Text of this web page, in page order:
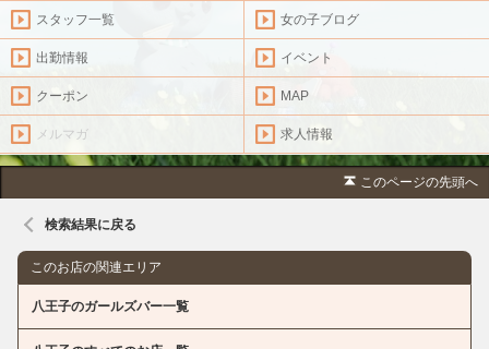
スタッフ一覧 女の子ブログ
出勤情報 イベント
クーポン MAP
メルマガ 求人情報
このページの先頭へ
検索結果に戻る
このお店の関連エリア
八王子のガールズバー一覧